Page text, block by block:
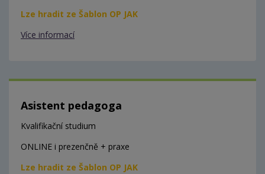
Lze hradit ze Šablon OP JAK
Více informací
Asistent pedagoga
Kvalifikační studium
ONLINE i prezenčně + praxe
Lze hradit ze Šablon OP JAK